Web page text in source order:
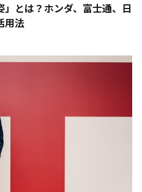
とは？ホンダ、富士通、日
用法